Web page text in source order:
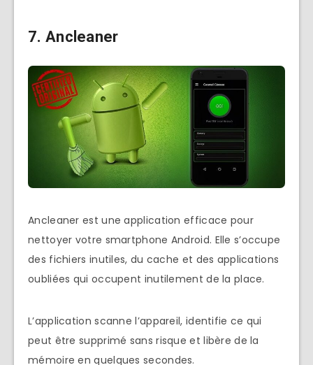
7. Ancleaner
Ancleaner est une application efficace pour
nettoyer votre smartphone Android. Elle s’occupe
des fichiers inutiles, du cache et des applications
oubliées qui occupent inutilement de la place.
L’application scanne l’appareil, identifie ce qui
peut être supprimé sans risque et libère de la
mémoire en quelques secondes.